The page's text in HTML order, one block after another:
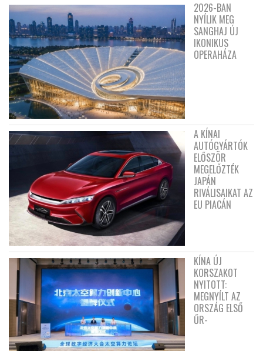
2026-BAN
NYÍLIK MEG
SANGHAJ ÚJ
IKONIKUS
OPERAHÁZA
A KÍNAI
AUTÓGYÁRTÓK
ELŐSZÖR
MEGELŐZTÉK
JAPÁN
RIVÁLISAIKAT AZ
EU PIACÁN
KÍNA ÚJ
KORSZAKOT
NYITOTT:
MEGNYÍLT AZ
ORSZÁG ELSŐ
ŰR-